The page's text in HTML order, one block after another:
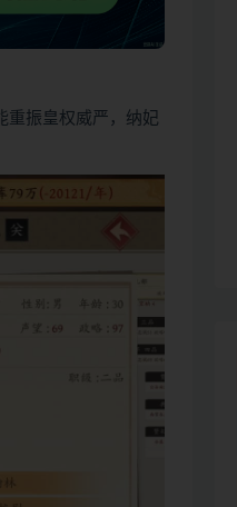
重振皇权威严，纳妃